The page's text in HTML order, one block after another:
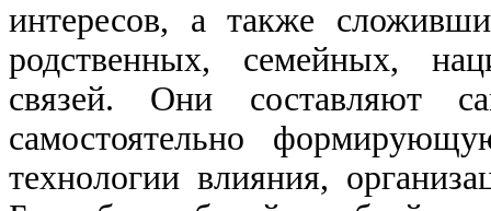
интересов, а также
родственных, семейных,
связей. Они составляют
самостоятельно
технологии влияния,